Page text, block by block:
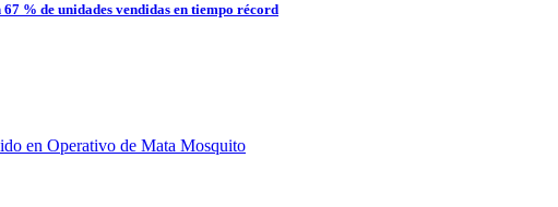
% de unidades vendidas en tiempo récord